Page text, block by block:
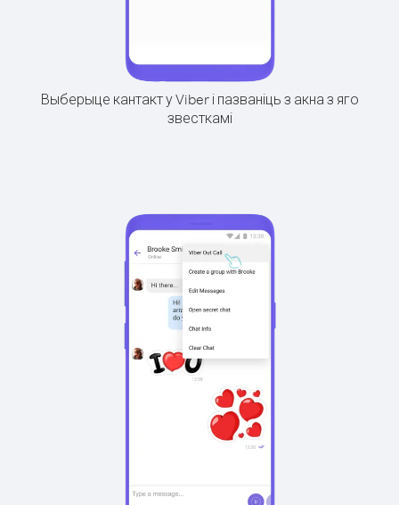
Выберыце кантакт у Viber і пазваніць з акна з яго
звесткамі